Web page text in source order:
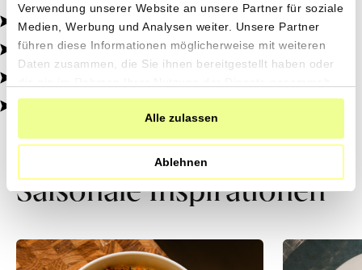
Verwendung unserer Website an unsere Partner für soziale
Medien, Werbung und Analysen weiter. Unsere Partner
führen diese Informationen möglicherweise mit weiteren
Daten zusammen, die Sie ihnen bereitgestellt haben oder
haben.
Alle zulassen
Ablehnen
Pestizidfrei angebaut, schonend verarbeitet.
Natürliche Zutaten, echter Geschmack.
Von kleinen Höfen, direkt zu dir.
100% transparent, 0% Zusatzstoffe.
Saisonale Inspirationen